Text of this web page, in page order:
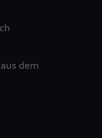
dem